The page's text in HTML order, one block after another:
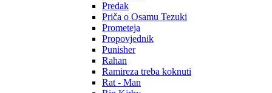
Predak
Priča o Osamu Tezuki
Prometeja
Propovjednik
Punisher
Rahan
Ramireza treba koknuti
Rat - Man